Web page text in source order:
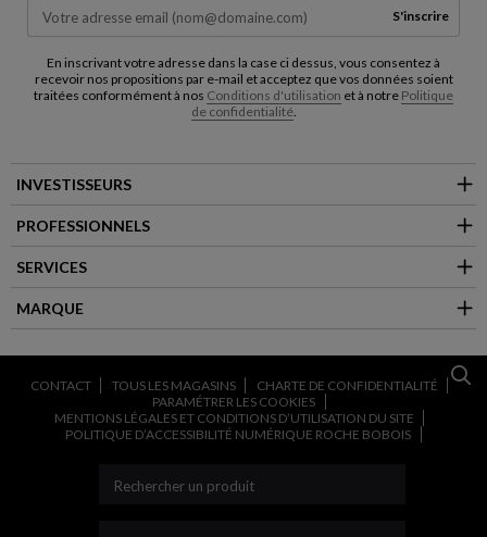
S'inscrire
En inscrivant votre adresse dans la case ci dessus, vous consentez à
recevoir nos propositions par e-mail et acceptez que vos données soient
traitées conformément à nos Conditions d'utilisation et à notre Politique
de confidentialité.
INVESTISSEURS
PROFESSIONNELS
SERVICES
MARQUE
CONTACT TOUS LES MAGASINS
CHARTE DE CONFIDENTIALITÉ
PARAMÉTRER LES COOKIES
MENTIONS LÉGALES ET CONDITIONS D’UTILISATION DU SITE
POLITIQUE D’ACCESSIBILITÉ NUMÉRIQUE ROCHE BOBOIS